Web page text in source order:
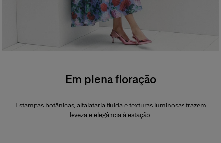
Em plena floração
Estampas botânicas, alfaiataria fluida e texturas luminosas trazem
leveza e elegância à estação.